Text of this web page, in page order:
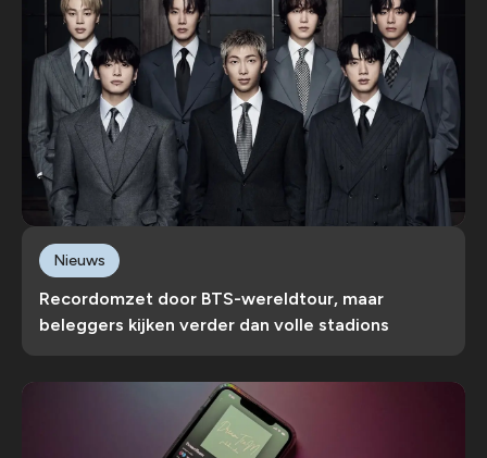
Recordomzet door BTS-wereldtour, maar
beleggers kijken verder dan volle stadions
Nieuws